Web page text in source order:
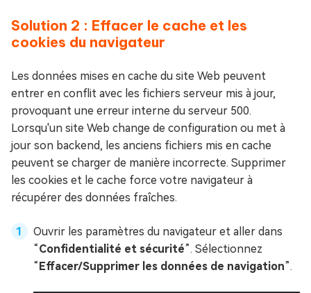
Solution 2 : Effacer le cache et les
cookies du navigateur
Les données mises en cache du site Web peuvent
entrer en conflit avec les fichiers serveur mis à jour,
provoquant une erreur interne du serveur 500.
Lorsqu'un site Web change de configuration ou met à
jour son backend, les anciens fichiers mis en cache
peuvent se charger de manière incorrecte. Supprimer
les cookies et le cache force votre navigateur à
récupérer des données fraîches.
Ouvrir les paramètres du navigateur et aller dans
“Confidentialité et sécurité”. Sélectionnez
“ Effacer/Supprimer les données de navigation”.